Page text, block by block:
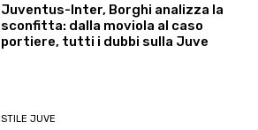
Juventus-Inter, Borghi analizza la
sconfitta: dalla moviola al caso
portiere, tutti i dubbi sulla Juve
STILE JUVE